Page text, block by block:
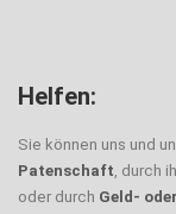
Helfen:
Sie können uns und
Patenschaft, durch
oder durch Geld-